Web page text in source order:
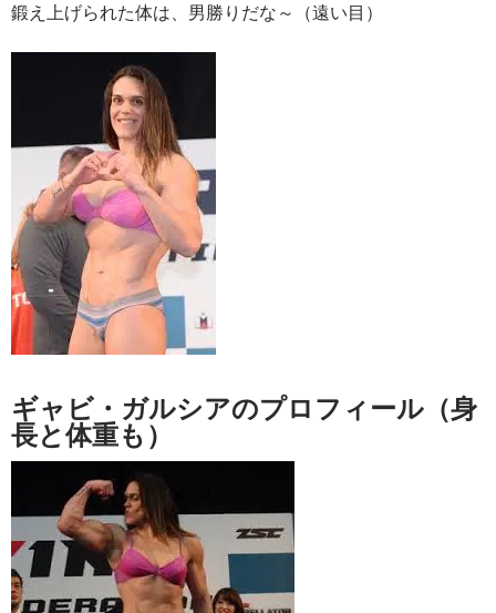
鍛え上げられた体は、男勝りだな～（遠い目）
ギャビ・ガルシアのプロフィール（身
長と体重も）